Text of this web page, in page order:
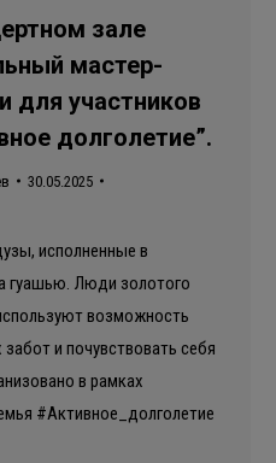
зале
мастер-
для участников
долголетие”.
30.05.2025
исполненные в
гуашью. Люди золотого
возможность
и почувствовать себя
в рамках
#Активное_долголетие